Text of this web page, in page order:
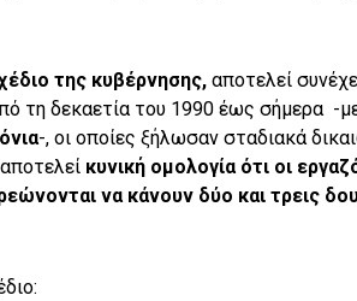
της κυβέρνησης,αποτελεί
τη δεκαετία του 1990 έως σήμερα -
-, οι οποίες ξήλωσαν σταδιακά
κυνική ομολογία ότι οι
να κάνουν δύο και τρεις